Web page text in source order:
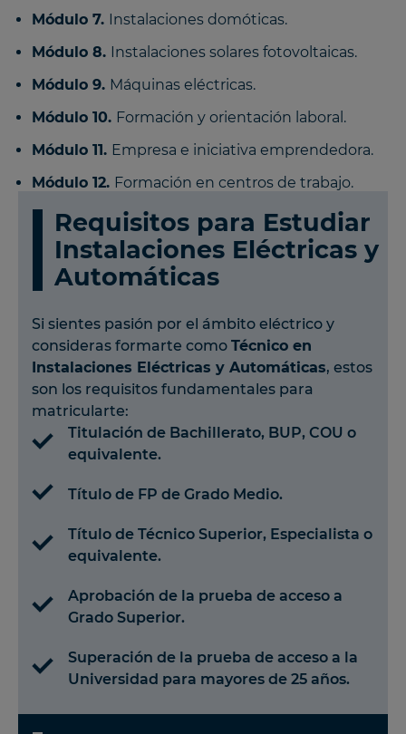
Módulo 7. Instalaciones domóticas.
Módulo 8. Instalaciones solares fotovoltaicas.
Módulo 9. Máquinas eléctricas.
Módulo 10. Formación y orientación laboral.
Módulo 11. Empresa e iniciativa emprendedora.
Módulo 12. Formación en centros de trabajo.
Requisitos para Estudiar
Instalaciones Eléctricas y
Automáticas
Si sientes pasión por el ámbito eléctrico y
consideras formarte como Técnico en
Instalaciones Eléctricas y Automáticas, estos
son los requisitos fundamentales para
matricularte:
Titulación de Bachillerato, BUP, COU o
equivalente.
Título de FP de Grado Medio.
Título de Técnico Superior, Especialista o
equivalente.
Aprobación de la prueba de acceso a
Grado Superior.
Superación de la prueba de acceso a la
Universidad para mayores de 25 años.